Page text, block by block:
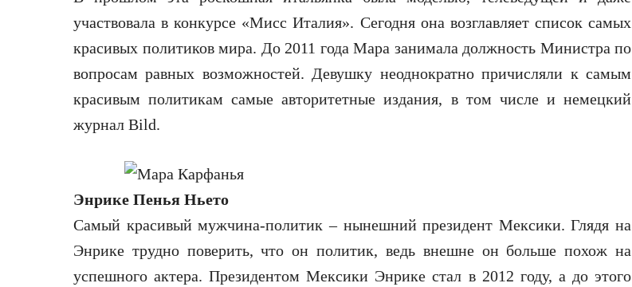
участвовала в конкурсе «Мисс Италия». Сегодня она возглавляет список самых
красивых политиков мира. До 2011 года Мара занимала должность Министра по
вопросам равных возможностей. Девушку неоднократно причисляли к самым
красивым политикам самые авторитетные издания, в том числе и немецкий
журнал Bild.
Энрике Пенья Ньето
Самый красивый мужчина-политик – нынешний президент Мексики. Глядя на
Энрике трудно поверить, что он политик, ведь внешне он больше похож на
успешного актера. Президентом Мексики Энрике стал в 2012 году, а до этого